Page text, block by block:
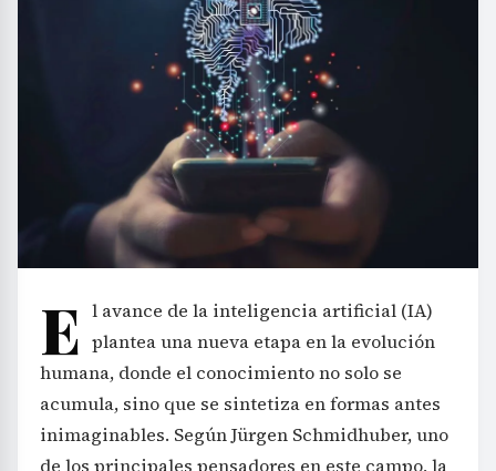
E l avance de la inteligencia artificial (IA)
plantea una nueva etapa en la evolución
humana, donde el conocimiento no solo se
acumula, sino que se sintetiza en formas antes
inimaginables. Según Jürgen Schmidhuber, uno
de los principales pensadores en este campo, la